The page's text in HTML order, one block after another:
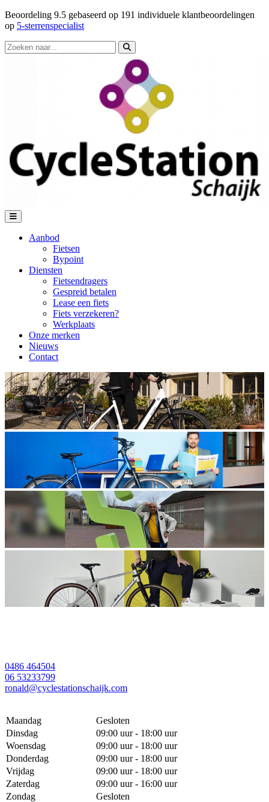
Beoordeling 9.5 gebaseerd op 191 individuele klantbeoordelingen
op 5-sterrenspecialist
Aanbod
Fietsen
Bypoint
Diensten
Fietsendragers
Gespreid betalen
Lease een fiets
Fiets verzekeren?
Werkplaats
Onze merken
Nieuws
Contact
0486 464504
06 53233799
ronald@cyclestationschaijk.com
Maandag
Gesloten
Dinsdag
09:00 uur - 18:00 uur
Woensdag
09:00 uur - 18:00 uur
Donderdag
09:00 uur - 18:00 uur
Vrijdag
09:00 uur - 18:00 uur
Zaterdag
09:00 uur - 16:00 uur
Zondag
Gesloten